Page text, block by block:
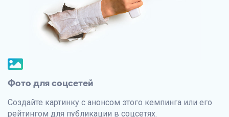
Фото для соцсетей
Создайте картинку с анонсом этого кемпинга или его
рейтингом для публикации в соцсетях.